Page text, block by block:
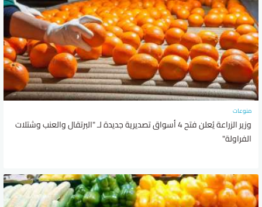
منوعات
وزير الزراعة يُعلن فتح 4 أسواق تصديرية جديدة لـ "البرتقال والعنب وشتلات
الفراولة"